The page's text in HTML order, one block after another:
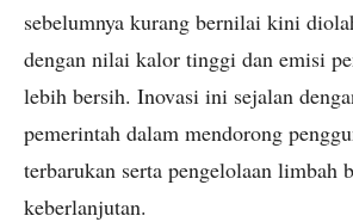
sebelumnya kurang bernilai kini
dengan nilai kalor tinggi dan emisi
lebih bersih. Inovasi ini sejalan
pemerintah dalam mendorong
terbarukan serta pengelolaan limbah
keberlanjutan.